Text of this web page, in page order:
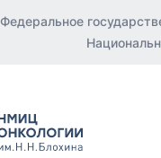
Федеральное